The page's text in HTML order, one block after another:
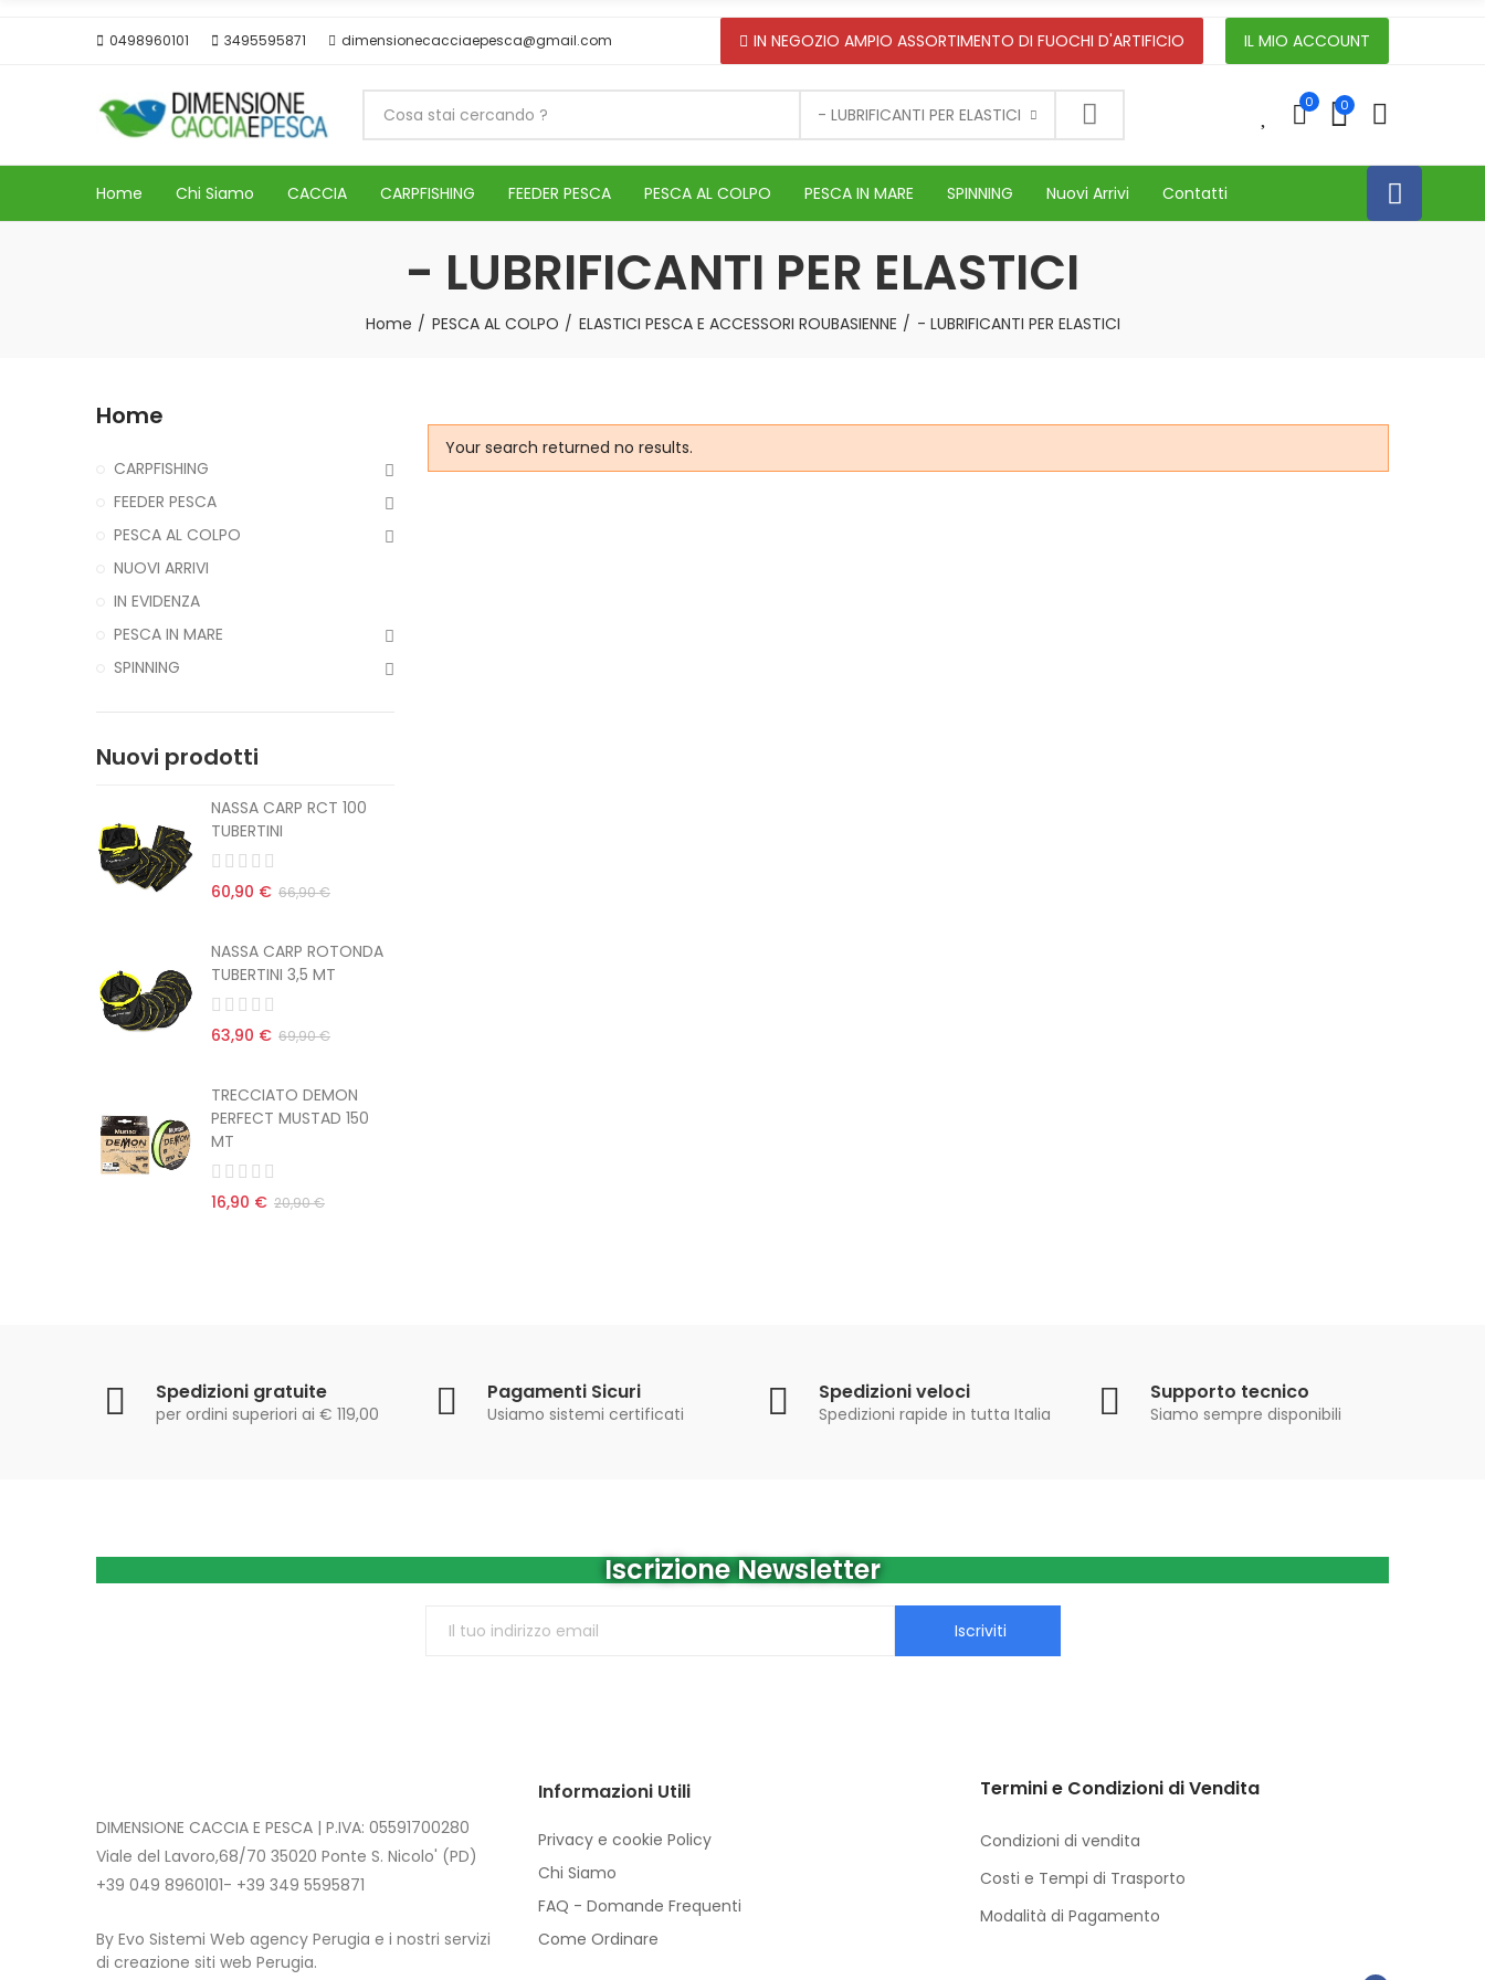
0498960101 3495595871 dimensionecacciaepesca@gmail.com IN NEGOZIO AMPIO ASSORTIMENTO DI FUOCHI D'ARTIFICIO IL MIO ACCOUNT
- LUBRIFICANTI PER ELASTICI
0 0
Home Chi Siamo CACCIA CARPFISHING FEEDER PESCA PESCA AL COLPO PESCA IN MARE SPINNING Nuovi Arrivi Contatti
- LUBRIFICANTI PER ELASTICI
Home PESCA AL COLPO ELASTICI PESCA E ACCESSORI ROUBASIENNE - LUBRIFICANTI PER ELASTICI
Your search returned no results.
Home
CARPFISHING
FEEDER PESCA
PESCA AL COLPO
NUOVI ARRIVI
IN EVIDENZA
PESCA IN MARE
SPINNING
Nuovi prodotti
NASSA CARP RCT 100
TUBERTINI
60,90 € 66,90 €
NASSA CARP ROTONDA
TUBERTINI 3,5 MT
63,90 € 69,90 €
TRECCIATO DEMON
PERFECT MUSTAD 150
MT
16,90 € 20,90 €
Spedizioni gratuite
per ordini superiori ai € 119,00
Pagamenti Sicuri
Usiamo sistemi certificati
Spedizioni veloci
Spedizioni rapide in tutta Italia
Supporto tecnico
Siamo sempre disponibili
Iscrizione Newsletter
Iscriviti
DIMENSIONE CACCIA E PESCA | P.IVA: 05591700280
Viale del Lavoro,68/70 35020 Ponte S. Nicolo' (PD)
+39 049 8960101- +39 349 5595871
By Evo Sistemi Web agency Perugia e i nostri servizi
di creazione siti web Perugia.
Informazioni Utili
Privacy e cookie Policy
Chi Siamo
FAQ - Domande Frequenti
Come Ordinare
Termini e Condizioni di Vendita
Condizioni di vendita
Costi e Tempi di Trasporto
Modalità di Pagamento